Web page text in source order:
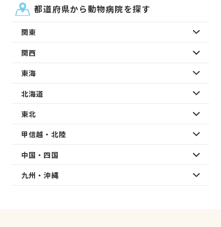
都道府県から動物病院を探す
関東
関西
東海
北海道
東北
甲信越・北陸
中国・四国
九州・沖縄